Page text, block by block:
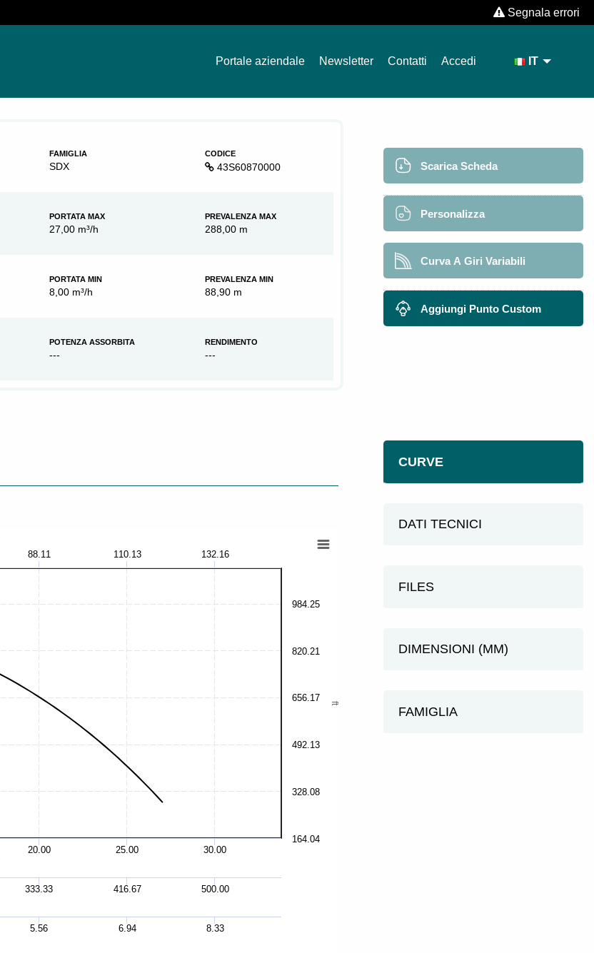
Segnala errori
Portale aziendale Newsletter Contatti Accedi IT
FAMIGLIA
SDX
CODICE
43S60870000
PORTATA MAX
27,00 m³/h
PREVALENZA MAX
288,00 m
PORTATA MIN
8,00 m³/h
PREVALENZA MIN
88,90 m
POTENZA ASSORBITA
---
RENDIMENTO
---
Scarica Scheda
Personalizza
Curva A Giri Variabili
Aggiungi Punto Custom
ft
20.00 25.00 30.00
333.33 416.67 500.00
5.56 6.94 8.33
88.11 110.13 132.16
328.08
492.13
656.17
820.21
984.25
164.04
CURVE
DATI TECNICI
FILES
DIMENSIONI (MM)
FAMIGLIA